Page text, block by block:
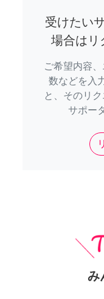
受けたい
場合はリ
ご希望内容
数などを入
と、そのリ
サポー
み